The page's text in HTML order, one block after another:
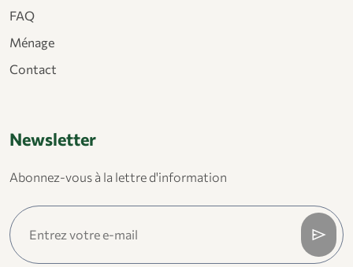
FAQ
Ménage
Contact
Newsletter
Abonnez-vous à la lettre d'information
send